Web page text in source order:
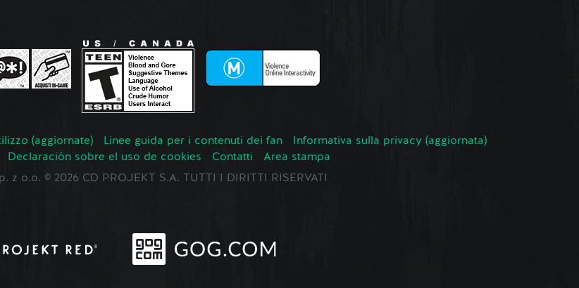
(aggiornate) Linee guida per i contenuti dei fan
Informativa sulla privacy (aggiornata)
Declaración sobre el uso de cookies Contatti
Area stampa
z o.o. © 2026 CD PROJEKT S.A. TUTTI I DIRITTI RISERVATI